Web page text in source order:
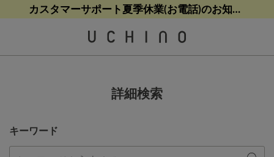
熊本地震等の影響によるお荷物配送について
【クリアランスセール】人気パジャマが追加！
カスタマーサポート夏季休業(お電話)のお知らせ
熊本地震等の影響によるお荷物配送について
【クリアランスセール】人気パジャマが追加！
詳細検索
キーワード